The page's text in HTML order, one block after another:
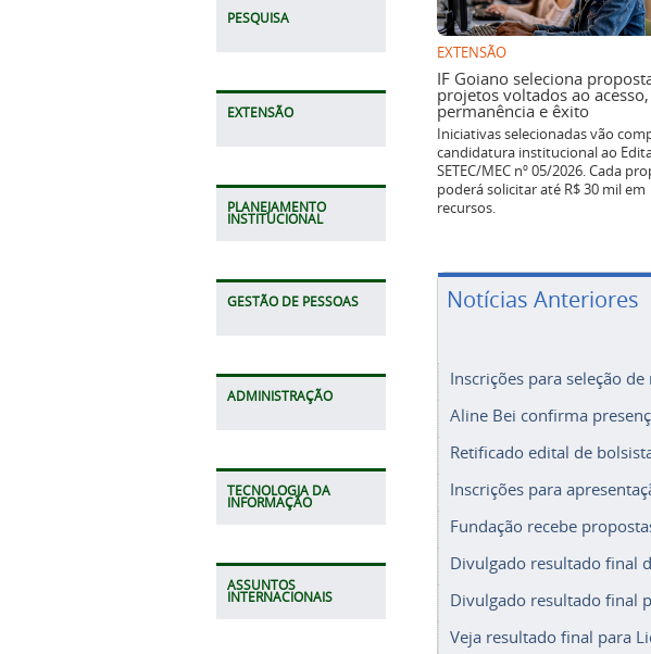
PESQUISA
EXTENSÃO
PLANEJAMENTO
INSTITUCIONAL
GESTÃO DE PESSOAS
ADMINISTRAÇÃO
TECNOLOGIA DA
INFORMAÇÃO
ASSUNTOS
INTERNACIONAIS
EXTENSÃO
IF Goiano seleciona
projetos voltados ao acesso,
permanência e êxito
Iniciativas selecionadas vão
candidatura institucional ao
SETEC/MEC nº 05/2026. Cada
poderá solicitar até R$ 30 mil em
recursos.
Notícias Anteriores
Inscrições para seleção
Aline Bei confirma
Retificado edital de
Inscrições para
Fundação recebe
Divulgado resultado final
Divulgado resultado final
Veja resultado final para